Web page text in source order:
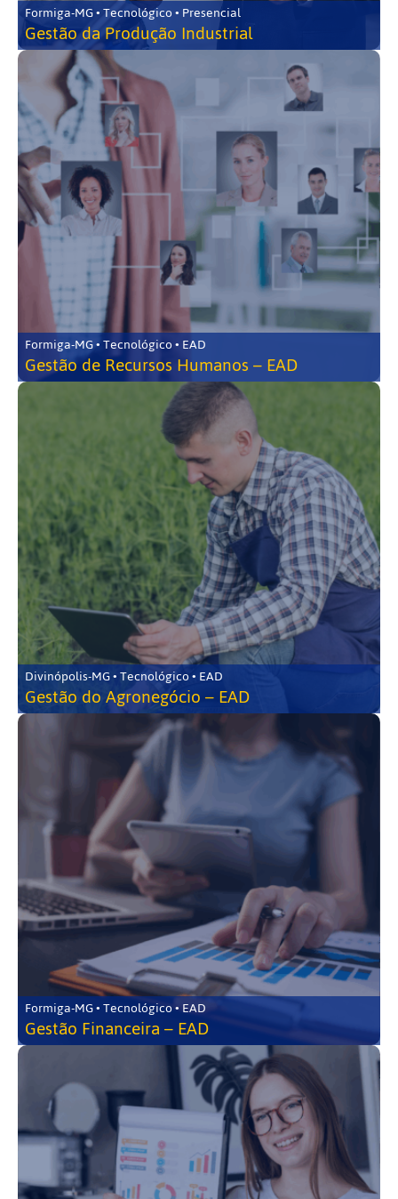
Formiga-MG • Tecnológico • Presencial
Gestão da Produção Industrial
Formiga-MG • Tecnológico • EAD
Gestão de Recursos Humanos – EAD
Divinópolis-MG • Tecnológico • EAD
Gestão do Agronegócio – EAD
Formiga-MG • Tecnológico • EAD
Gestão Financeira – EAD